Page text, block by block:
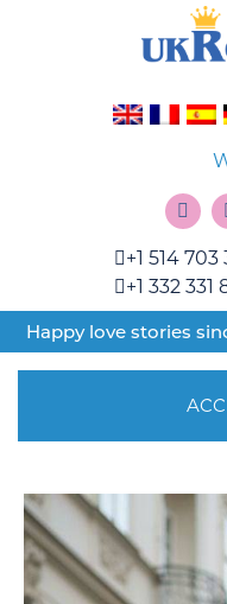
+1 514 703
+1 332 331
Happy love stories